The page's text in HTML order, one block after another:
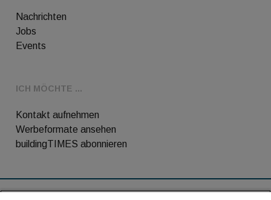
Nachrichten
Jobs
Events
ICH MÖCHTE ...
Kontakt aufnehmen
Werbeformate ansehen
buildingTIMES abonnieren